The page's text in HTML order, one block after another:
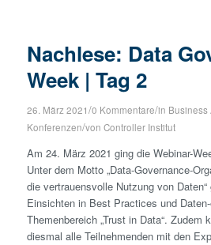
Nachlese: Data
Week | Tag 2
26. März 2021/0 Kommentare/in Business
Konferenzen/von Controller Institut
Am 24. März 2021 ging die Webinar-
Unter dem Motto „Data-Governance-
die vertrauensvolle Nutzung von
Einsichten in Best Practices und
Themenbereich „Trust in Data“. Zudem
diesmal alle Teilnehmenden mit den